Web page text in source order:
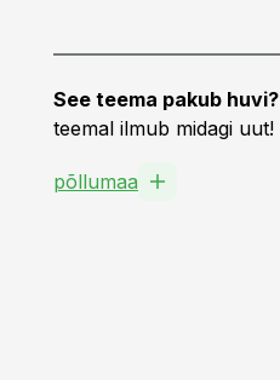
See teema pakub huvi?
teemal ilmub midagi uut!
põllumaa